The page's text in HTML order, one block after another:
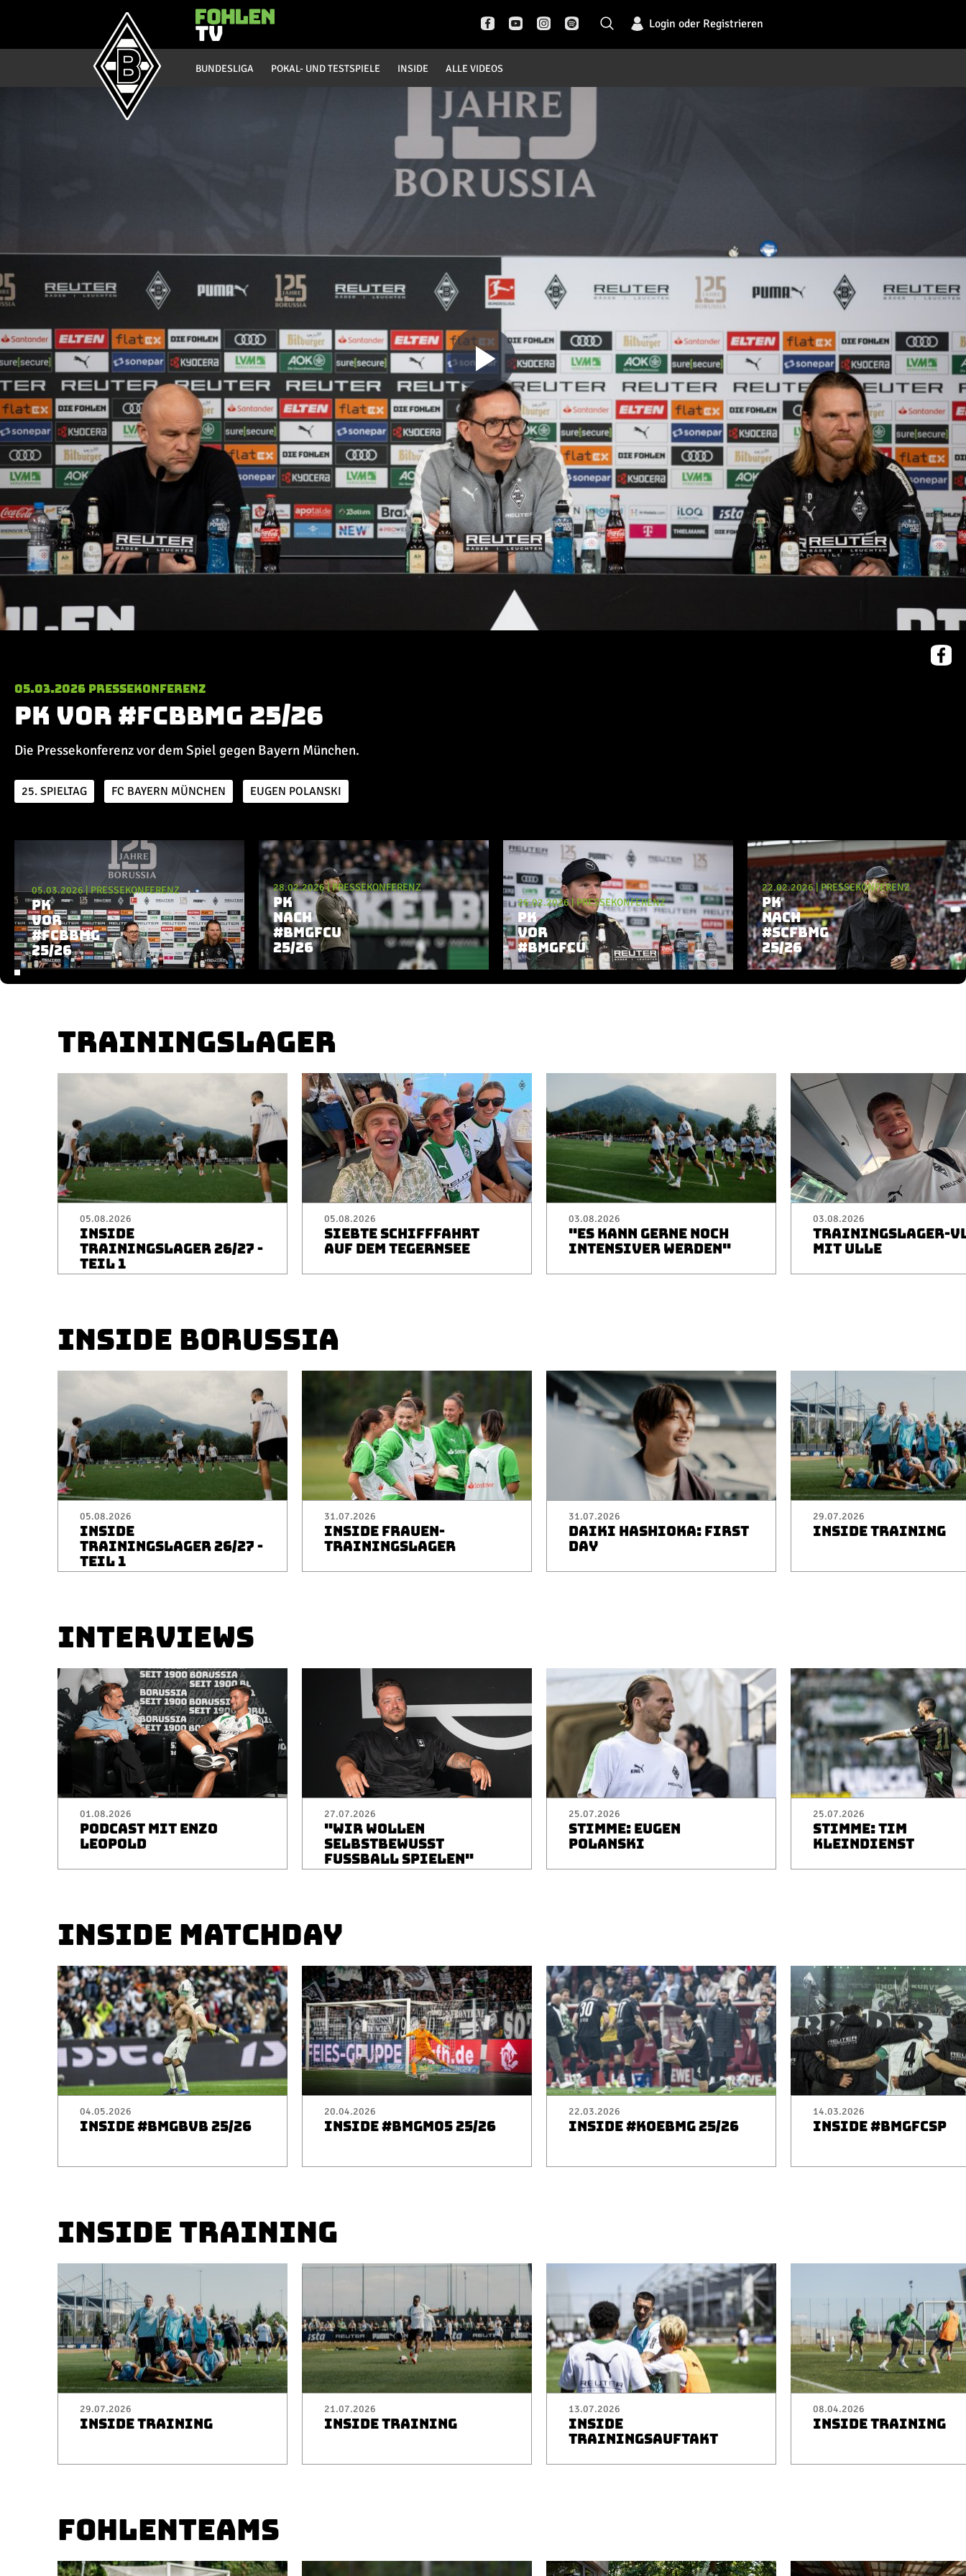
Login oder Registrieren
BUNDESLIGA POKAL- UND TESTSPIELE INSIDE ALLE VIDEOS
Saison 11/12
Pokal- und Testspiele Inside
Interviews
Pressekonferenzen
Rund um Borussia
Trainingslager
Play
Video
05.03.2026 Pressekonferenz
PK vor #FCBBMG 25/26
Die Pressekonferenz vor dem Spiel gegen Bayern München.
25. SPIELTAG FC BAYERN MÜNCHEN EUGEN POLANSKI
Aktuelle Playlist
05.03.2026|PRESSEKONFERENZ
PK
VOR
#FCBBMG
25/26
28.02.2026|PRESSEKONFERENZ
PK
NACH
#BMGFCU
25/26
26.02.2026|PRESSEKONFERENZ
PK
VOR
#BMGFCU
22.02.2026|PRESSEKONFERENZ
PK
NACH
#SCFBMG
25/26
TRAININGSLAGER
05.08.2026
INSIDE
TRAININGSLAGER 26/27 -
TEIL 1
05.08.2026
SIEBTE SCHIFFFAHRT
AUF DEM TEGERNSEE
03.08.2026
"ES KANN GERNE NOCH
INTENSIVER WERDEN"
03.08.2026
TRAININGSLAGER-
MIT ULLE
INSIDE BORUSSIA
05.08.2026
INSIDE
TRAININGSLAGER 26/27 -
TEIL 1
31.07.2026
INSIDE FRAUEN-
TRAININGSLAGER
31.07.2026
DAIKI HASHIOKA: FIRST
DAY
29.07.2026
INSIDE TRAINING
INTERVIEWS
01.08.2026
PODCAST MIT ENZO
LEOPOLD
27.07.2026
"WIR WOLLEN
SELBSTBEWUSST
FUSSBALL SPIELEN"
25.07.2026
STIMME: EUGEN
POLANSKI
25.07.2026
STIMME: TIM
KLEINDIENST
INSIDE MATCHDAY
04.05.2026
INSIDE #BMGBVB 25/26
20.04.2026
INSIDE #BMGM05 25/26
22.03.2026
INSIDE #KOEBMG 25/26
14.03.2026
INSIDE #BMGFCSP
INSIDE TRAINING
29.07.2026
INSIDE TRAINING
21.07.2026
INSIDE TRAINING
13.07.2026
INSIDE
TRAININGSAUFTAKT
08.04.2026
INSIDE TRAINING
FOHLENTEAMS